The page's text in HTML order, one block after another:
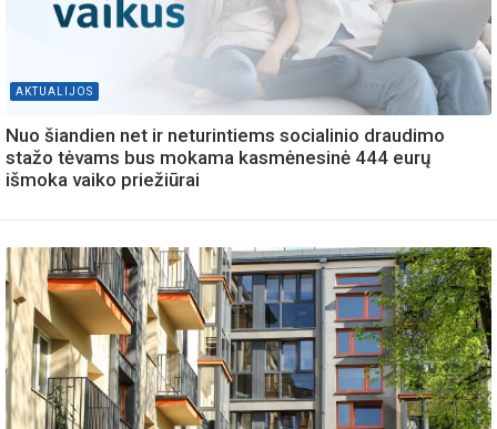
AKTUALIJOS
Nuo šiandien net ir neturintiems socialinio draudimo
stažo tėvams bus mokama kasmėnesinė 444 eurų
išmoka vaiko priežiūrai